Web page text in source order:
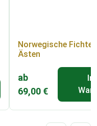
Norwegische Fichte
Ästen
ab
69,00 €
In